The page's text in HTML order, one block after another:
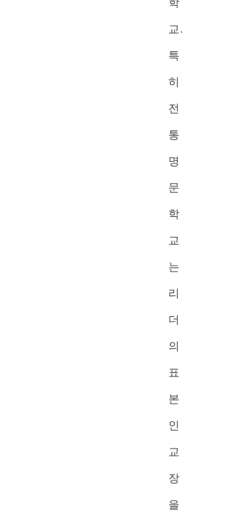
교.
특
히
전
통
명
문
학
교
는
리
더
의
표
본
인
교
장
을